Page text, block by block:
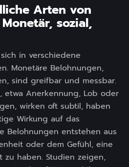
Arten von
sozial,
in verschiedene
Monetäre Belohnungen,
sind greifbar und messbar.
etwa Anerkennung, Lob oder
wirken oft subtil, haben
Wirkung auf das
Belohnungen entstehen aus
oder dem Gefühl, eine
haben. Studien zeigen,